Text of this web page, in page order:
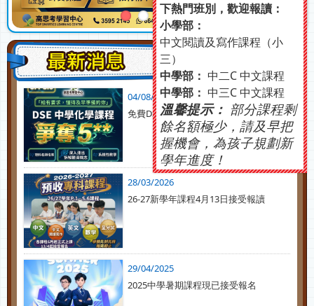
下熱門班別，歡迎報讀：
小學部：
中文閱讀及寫作課程（小
三）
中學部： 中二C 中文課程
中學部： 中三C 中文課程
溫馨提示： 部分課程剩
餘名額極少，請及早把
握機會，為孩子規劃新
學年進度！
04/08/2026
免費DSE化學科5導論課
28/03/2026
26-27新學年課程4月13日接受報讀
29/04/2025
2025中學暑期課程現已接受報名